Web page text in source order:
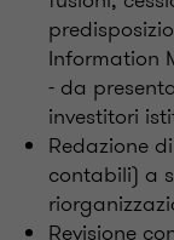
Information
- da
investitori
Redazione
contabili) a
Revisione